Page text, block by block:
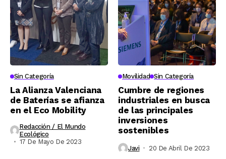
Sin Categoría
La Alianza Valenciana
de Baterías se afianza
en el Eco Mobility
Redacción / El Mundo
Ecológico
17 De Mayo De 2023
Movilidad Sin Categoría
Cumbre de regiones
industriales en busca
de las principales
inversiones
sostenibles
Javi 20 De Abril De 2023